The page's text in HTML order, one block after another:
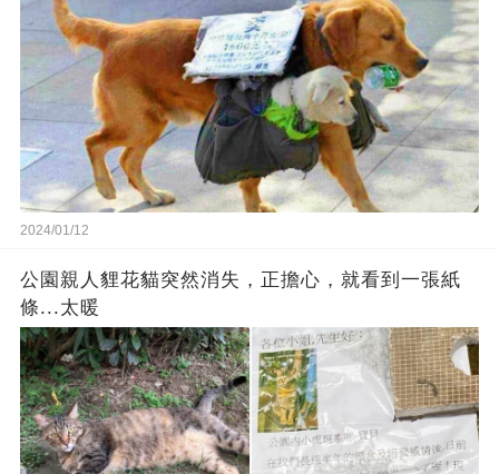
2024/01/12
公園親人貍花貓突然消失，正擔心，就看到一張紙
條...太暖